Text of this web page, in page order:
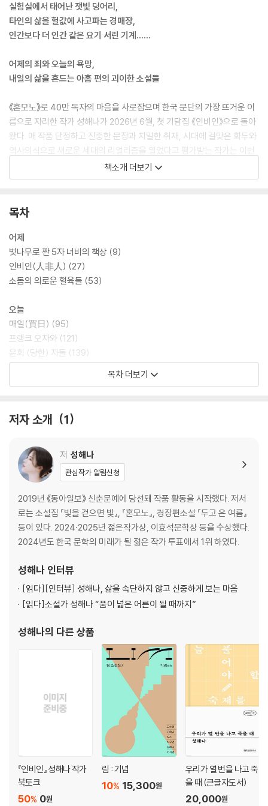
실험실에서 태어난 잿빛 덩어리,
타인의 삶을 헐값에 사고파는 경매장,
인간보다 더 인간 같은 요기 서린 기계……
어제의 죄와 오늘의 욕망,
내일의 삶을 흔드는 아홉 편의 괴이한 소설들
《혼모노》로 40만 독자의 마음을 사로잡으며 한국 문단의 가장 뜨거운 이
름으로 자리한 작가 성해나가 2026년 6월, 첫 기담집 《인비인》으로 돌아
왔다. 매 작품 단정하고 진중한 문장과 치밀한 취재, 시대에 걸맞은 화두와
역사의식으로 새로운 세대의 리얼리즘을 열었다고 평가받는 작가는 이번
엔 ‘기담’이라는 장르적 형식을 빌려, 한층 더 기묘하고 서늘한 아홉 편의
세계를 펼쳐 보인다.
성해나 작가의 소설은 늘 매혹적이면서도 기분 좋은 불편함을 남긴다. 그
해하다고 여겨온 것들의 밑판을 들추어 그 아래 숨겨진 민낯을 독자의 손
바닥 위에 꺼내놓는다. 제목인 ‘인비인(人非人)’은 사람의 형상을 하고 있
으나 사람이 아닌 것, 혹은 사람이어야 마땅하나 사람이기를 스스로 멈춘
존재를 뜻하는 말이다. 작가는 인간과 비인간의 경계에 서 있는 이 위태로
으로 길어 올린다.
우리는 여전히 매일 인간과 대화를 하며 살지만, 더 이상 그것이 진짜 인간
인지 아닌지에는 관심이 없다. 챗봇에게 위로를 받고, AI의 진단을 수용하
고, 우리가 무엇을 원하는지 알고리즘이 알려주는 대로 따라가기 바쁘다.
그런데 이상하게도 점점 낯설고 두려워지는 것은 그 기계들이 아니라, 그
2019년 동아일보 신춘문예 당선 이후, 성해나 작가는 매 작품마다 한국 소
빛》(문학동네, 2022)에서 세대와 관계의 경계를 사려 깊고 진중하게 탐색
했던 작가는, 두 번째 소설집 《혼모노》(창비, 2025)에 이르러 진짜와 가
짜의 경계를 날카롭고 서늘하게 해부한다.
젊은작가상 2회 수상, 이효석문학상 우수작품상, 김만중문학상 신인상, 신
동엽문학상, 오늘의 젊은 예술가상, 예스24가 선정한 한국문학의 미래가
될 젊은 작가 1위, 배우 박정민의 “넷플릭스 왜 보냐, 성해나 책 보면 되는
들은 한곳을 가리킨다. 성해나라는 이름이 무언가를 들고 올 때, 우리는 몸
을 숙이고 귀를 기울여 듣게 된다는 것. 그리고 이제 첫 기담집 《인비인》으
로 돌아온 작가는 인간과 비인간의 경계를 묻는다. 이번에 그가 가져온 화
두는 가장 미래적이면서도 가장 원초적인 단어인 ‘인간’이다.
책소개 더보기
목차
어제
벚나무로 짠 5자 너비의 책상 (9)
인비인(人非人) (27)
소돔의 의로운 혈육들 (53)
오늘
매일(買日) (95)
프랭크 오자와 (121)
윤회 (당한) 자들 (139)
고(蠱) (251)
수록 작품 발표 지면 (311)
목차 더보기
저자 소개 1
저 성해나
관심작가 알림신청
2019년 《동아일보》 신춘문예에 당선돼 작품 활동을 시작했다. 저서
로는 소설집 『빛을 걷으면 빛』, 『혼모노』, 경장편소설 『두고 온 여름』
등이 있다. 2024·2025년 젊은작가상, 이효석문학상 등을 수상했다.
2024년도 한국 문학의 미래가 될 젊은 작가 투표에서 1위 하였다.
성해나 인터뷰
[읽다] [인터뷰] 성해나, 삶을 속단하지 않고 신중하게 보는 마음
[읽다]소설가 성해나 “품이 넓은 어른이 될 때까지”
성해나의 다른 상품
『인비인』 성해나 작가
북토크
0원
50%
림 : 기념
15,300원
10%
우리가 열 번을 나고 죽
을 때 (큰글자도서)
20,000원